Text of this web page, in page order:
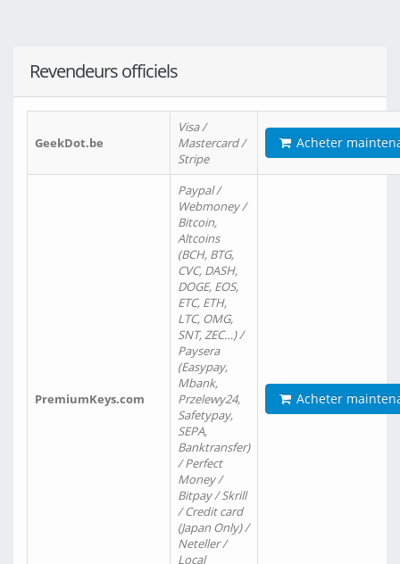
Revendeurs officiels
GeekDot.be
Visa /
Mastercard /
Stripe
Acheter
PremiumKeys.com
Paypal /
Webmoney /
Bitcoin,
Altcoins
(BCH, BTG,
CVC, DASH,
DOGE, EOS,
ETC, ETH,
LTC, OMG,
SNT, ZEC…) /
Paysera
(Easypay,
Mbank,
Przelewy24,
Safetypay,
SEPA,
Banktransfer)
/ Perfect
Money /
Bitpay / Skrill
/ Credit card
(Japan Only) /
Neteller /
Local
Acheter